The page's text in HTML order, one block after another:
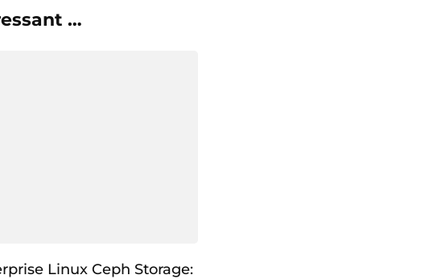
…
Linux Ceph Storage: